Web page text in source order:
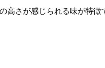
さが感じられる味が特